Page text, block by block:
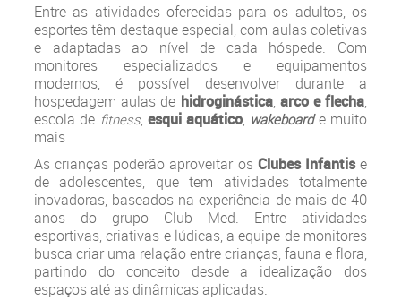
Entre as atividades oferecidas para os adultos, os
esportes têm destaque especial, com aulas coletivas
e adaptadas ao nível de cada hóspede. Com
monitores especializados e equipamentos
modernos, é possível desenvolver durante a
hospedagem aulas de hidroginástica, arco e flecha,
escola de fitness, esqui aquático, wakeboarde muito
mais
As crianças poderão aproveitar os Clubes Infantise
de adolescentes, que tem atividades totalmente
inovadoras, baseados na experiência de mais de 40
anos do grupo Club Med. Entre atividades
esportivas, criativas e lúdicas, a equipe de monitores
busca criar uma relação entre crianças, fauna e flora,
partindo do conceito desde a idealização dos
espaços até as dinâmicas aplicadas.